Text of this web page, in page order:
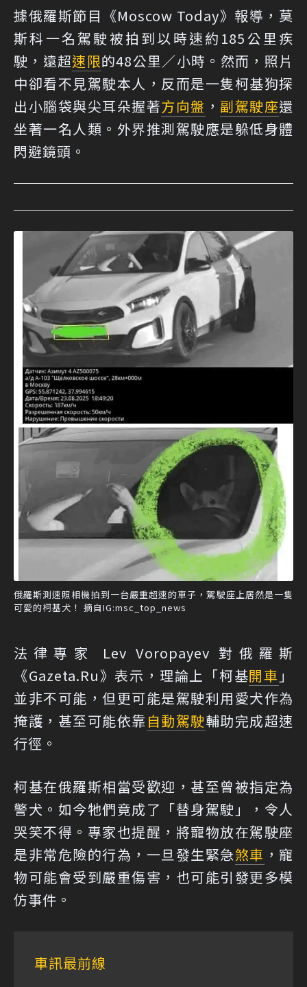
據俄羅斯節目《Moscow Today》報導，莫
斯科一名駕駛被拍到以時速約185公里疾
駛，遠超速限的48公里／小時。然而，照片
中卻看不見駕駛本人，反而是一隻柯基狗探
出小腦袋與尖耳朵握著方向盤 ， 副駕駛座還
坐著一名人類。外界推測駕駛應是躲低身體
閃避鏡頭。
俄羅斯測速照相機拍到一台嚴重超速的車子，駕駛座上居然是一隻
可愛的柯基犬！ 摘自IG:msc_top_news
法律專家 Lev Voropayev 對俄羅斯
《Gazeta.Ru》表示，理論上「柯基開車 」
並非不可能，但更可能是駕駛利用愛犬作為
掩護，甚至可能依靠自動駕駛輔助完成超速
行徑。
柯基在俄羅斯相當受歡迎，甚至曾被指定為
警犬。如今牠們竟成了「替身駕駛」，令人
哭笑不得。專家也提醒，將寵物放在駕駛座
是非常危險的行為，一旦發生緊急煞車 ，寵
物可能會受到嚴重傷害，也可能引發更多模
仿事件。
車訊最前線